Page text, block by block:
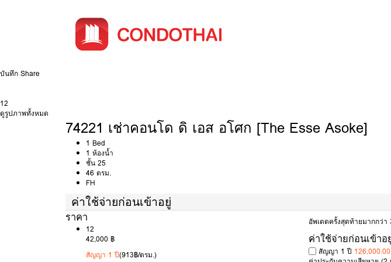
บันทึก Share
12
ดูรูปภาพทั้งหมด
74221 เช่าคอนโด ดิ เอส อโศก [The Esse Asoke]
1 Bed
1 ห้องน้ำ
ชั้น 25
46 ตรม.
FH
ค่าใช้จ่ายก่อนเข้าอยู่
ราคา
12
42,000 ฿
สัญญา 1 ปี(913฿/ตรม.)
อัพเดตครั้งสุดท้ายมากกว่า
ค่าใช้จ่ายก่อนเข้าอ
สัญญา 1 ปี 126,000.00